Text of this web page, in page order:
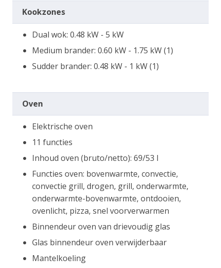
Kookzones
Dual wok: 0.48 kW - 5 kW
Medium brander: 0.60 kW - 1.75 kW (1)
Sudder brander: 0.48 kW - 1 kW (1)
Oven
Elektrische oven
11 functies
Inhoud oven (bruto/netto): 69/53 l
Functies oven: bovenwarmte, convectie,
convectie grill, drogen, grill, onderwarmte,
onderwarmte-bovenwarmte, ontdooien,
ovenlicht, pizza, snel voorverwarmen
Binnendeur oven van drievoudig glas
Glas binnendeur oven verwijderbaar
Mantelkoeling